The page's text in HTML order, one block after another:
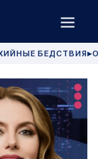
БЕДСТВИЯ▶